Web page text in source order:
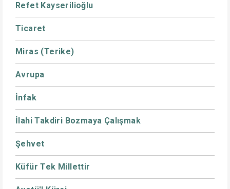
Refet Kayserilioğlu
Ticaret
Miras (Terike)
Avrupa
İnfak
İlahi Takdiri Bozmaya Çalışmak
Şehvet
Küfür Tek Millettir